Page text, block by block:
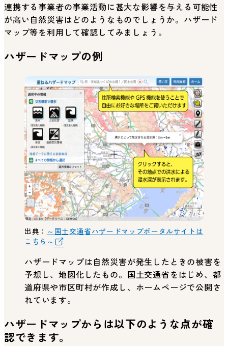
連携する事業者の事業活動に甚大な影響を与える可能性
が高い自然災害はどのようなものでしょうか。ハザード
マップ等を利用して確認してみましょう。
ハザードマップの例
出典： ～国土交通省ハザードマップポータルサイトは
こちら～
ハザードマップは自然災害が発生したときの被害を
予想し、地図化したもの。国土交通省をはじめ、都
道府県や市区町村が作成し、ホームページで公開さ
れています。
ハザードマップからは以下のような点が確
認できます。